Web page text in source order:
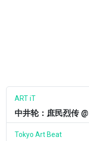
ART iT
中井轮：庶民烈传
Tokyo Art Beat